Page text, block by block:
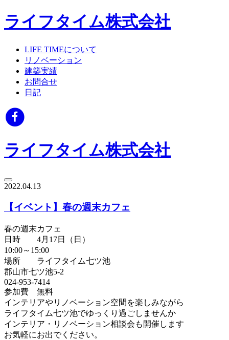
ライフタイム株式会社
LIFE TIMEについて
リノベーション
建築実績
お問合せ
日記
ライフタイム株式会社
2022.04.13
【イベント】春の週末カフェ
春の週末カフェ
日時 4月17日（日）
10:00～15:00
場所 ライフタイム七ツ池
郡山市七ツ池5-2
024-953-7414
参加費 無料
インテリアやリノベーション空間を楽しみながら
ライフタイム七ツ池でゆっくり過ごしませんか
インテリア・リノベーション相談会も開催します
お気軽にお出でください。